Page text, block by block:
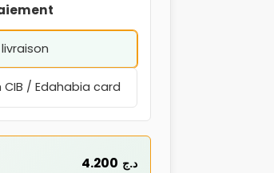
CIB / Edahabia card
4.200 د.ج